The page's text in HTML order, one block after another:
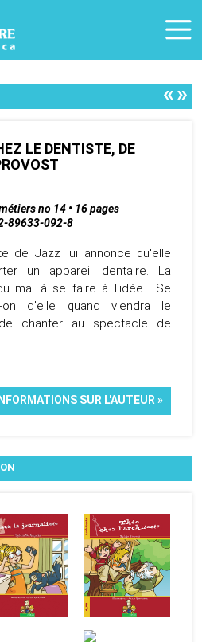
«»
LE DENTISTE, DE
no 14 • 16 pages
89633-092-8
de Jazz lui annonce qu'elle
un appareil dentaire. La
mal à se faire à l'idée... Se
t-on d'elle quand viendra le
chanter au spectacle de
INFORMATIONS SUR L'AUTEUR »